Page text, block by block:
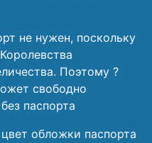
не нужен, поскольку
Поэтому ?
свободно
паспорта
обложки паспорта